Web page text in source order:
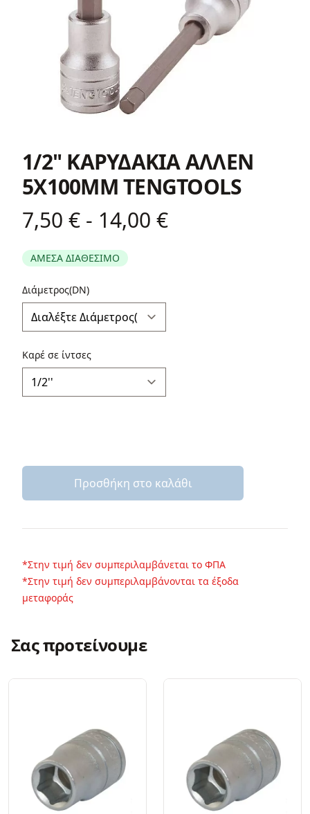
1/2" ΚΑΡΥΔΑΚΙA ΑΛΛΕΝ
5X100MM TENGTOOLS
Product information
7,50 € - 14,00 €
ΑΜΕΣΑ ΔΙΑΘΕΣΙΜΟ
Περιγραφή
Διάμετρος(DN)
Καρέ σε ίντσες
Προσθήκη στο καλάθι
*Στην τιμή δεν συμπεριλαμβάνεται το ΦΠΑ
*Στην τιμή δεν συμπεριλαμβάνονται τα έξοδα
μεταφοράς
Σας προτείνουμε